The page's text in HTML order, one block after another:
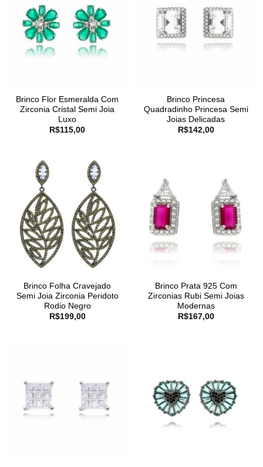
Brinco Flor Esmeralda Com
Zirconia Cristal Semi Joia
Luxo
R$115,00
Brinco Princesa
Quadradinho Princesa Semi
Joias Delicadas
R$142,00
Brinco Folha Cravejado
Semi Joia Zirconia Peridoto
Rodio Negro
R$199,00
Brinco Prata 925 Com
Zirconias Rubi Semi Joias
Modernas
R$167,00